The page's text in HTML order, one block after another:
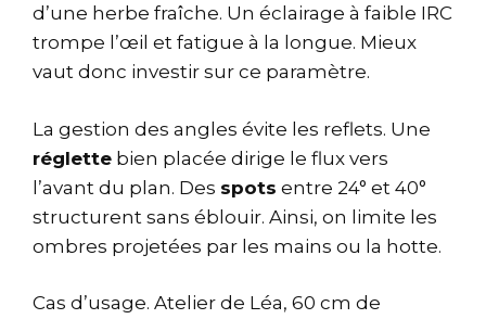
d’une herbe fraîche. Un éclairage à faible IRC
trompe l’œil et fatigue à la longue. Mieux
vaut donc investir sur ce paramètre.
La gestion des angles évite les reflets. Une
réglette bien placée dirige le flux vers
l’avant du plan. Des spots entre 24° et 40°
structurent sans éblouir. Ainsi, on limite les
ombres projetées par les mains ou la hotte.
Cas d’usage. Atelier de Léa, 60 cm de